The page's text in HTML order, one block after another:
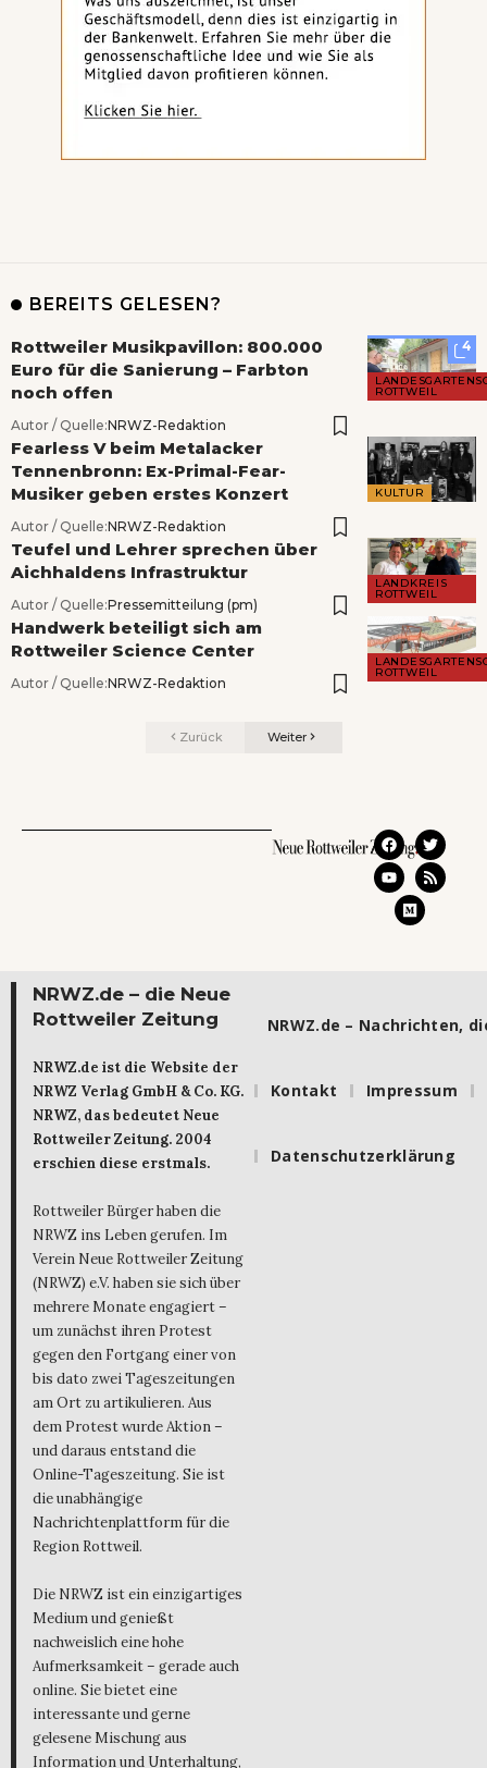
BEREITS GELESEN?
4
ROTTWEIL
Rottweiler Musikpavillon: 800.000
Euro für die Sanierung – Farbton
noch offen
Autor / Quelle:NRWZ-Redaktion
KULTUR
Fearless V beim Metalacker
Tennenbronn: Ex-Primal-Fear-
Musiker geben erstes Konzert
Autor / Quelle:NRWZ-Redaktion
LANDKREIS
ROTTWEIL
Teufel und Lehrer sprechen über
Aichhaldens Infrastruktur
Autor / Quelle:Pressemitteilung (pm)
ROTTWEIL
Handwerk beteiligt sich am
Rottweiler Science Center
Autor / Quelle:NRWZ-Redaktion
Zurück Weiter
NRWZ.de – die Neue
Rottweiler Zeitung
NRWZ.de ist die Website der
NRWZ Verlag GmbH & Co. KG.
NRWZ, das bedeutet Neue
Rottweiler Zeitung. 2004
erschien diese erstmals.
Rottweiler Bürger haben die
NRWZ ins Leben gerufen. Im
Verein Neue Rottweiler Zeitung
(NRWZ) e.V. haben sie sich über
mehrere Monate engagiert –
um zunächst ihren Protest
gegen den Fortgang einer von
bis dato zwei Tageszeitungen
am Ort zu artikulieren. Aus
dem Protest wurde Aktion –
und daraus entstand die
Online-Tageszeitung. Sie ist
die unabhängige
Nachrichtenplattform für die
Region Rottweil.
Die NRWZ ist ein einzigartiges
Medium und genießt
nachweislich eine hohe
Aufmerksamkeit – gerade auch
online. Sie bietet eine
interessante und gerne
gelesene Mischung aus
Information und Unterhaltung,
NRWZ.de – Nachrichten,
Kontakt Impressum
Datenschutzerklärung